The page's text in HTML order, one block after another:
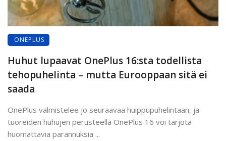
ONEPLUS
Huhut lupaavat OnePlus 16:sta todellista
tehopuhelinta – mutta Eurooppaan sitä ei
saada
OnePlus valmistelee jo seuraavaa huippupuhelintaan, ja
tuoreiden huhujen perusteella OnePlus 16 voi tarjota
huomattavia parannuksia ...